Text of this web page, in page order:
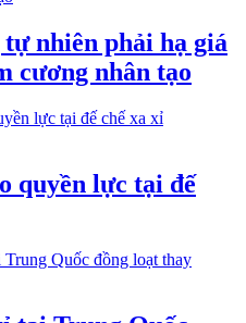
nhiên phải hạ giá
cương nhân tạo
quyền lực tại đế